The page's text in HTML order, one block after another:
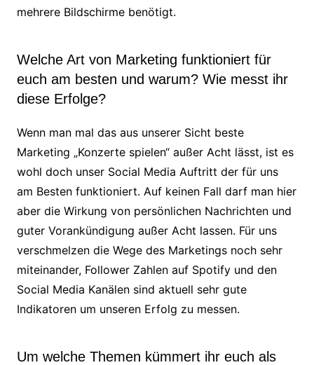
mehrere Bildschirme benötigt.
Welche Art von Marketing funktioniert für
euch am besten und warum? Wie messt ihr
diese Erfolge?
Wenn man mal das aus unserer Sicht beste
Marketing „Konzerte spielen“ außer Acht lässt, ist es
wohl doch unser Social Media Auftritt der für uns
am Besten funktioniert. Auf keinen Fall darf man hier
aber die Wirkung von persönlichen Nachrichten und
guter Vorankündigung außer Acht lassen. Für uns
verschmelzen die Wege des Marketings noch sehr
miteinander, Follower Zahlen auf Spotify und den
Social Media Kanälen sind aktuell sehr gute
Indikatoren um unseren Erfolg zu messen.
Um welche Themen kümmert ihr euch als